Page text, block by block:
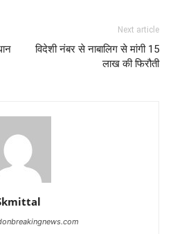
Next article
विदेशी नंबर से नाबालिग से मांगी 15
लाख की फिरौती